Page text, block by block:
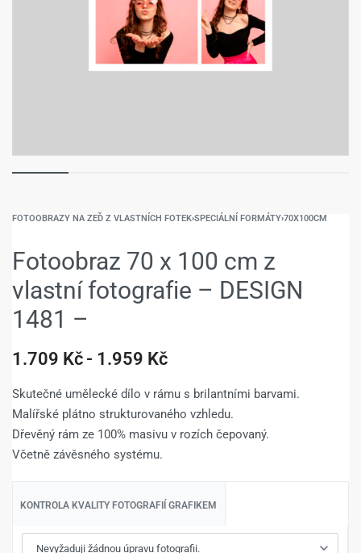
FOTOOBRAZY NA ZEĎ Z VLASTNÍCH FOTEK›SPECIÁLNÍ FORMÁTY›70X100CM
Fotoobraz 70 x 100 cm z
vlastní fotografie – DESIGN
1481 –
1.709 Kč 1.959 Kč
Skutečné umělecké dílo v rámu s brilantními barvami.
Malířské plátno strukturovaného vzhledu.
Dřevěný rám ze 100% masivu v rozích čepovaný.
Včetně závěsného systému.
KONTROLA KVALITY FOTOGRAFIÍ GRAFIKEM